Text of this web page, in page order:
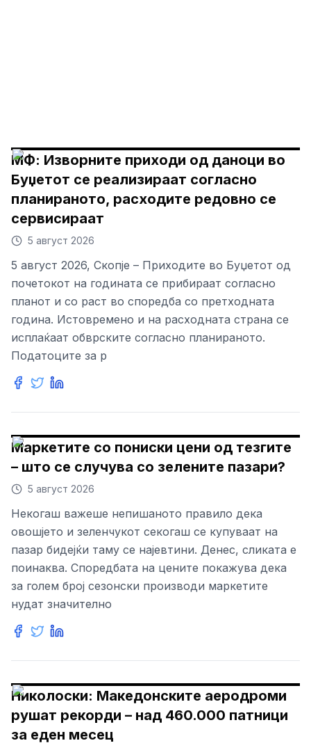
МФ: Изворните приходи од даноци во
Буџетот се реализираат согласно
планираното, расходите редовно се
сервисираат
5 август 2026
5 август 2026, Скопје – Приходите во Буџетот од
почетокот на годината се прибираат согласно
планот и со раст во споредба со претходната
година. Истовремено и на расходната страна се
исплаќаат обврските согласно планираното.
Податоците за р
Маркетите со пониски цени од тезгите
– што се случува со зелените пазари?
5 август 2026
Некогаш важеше непишаното правило дека
овошјето и зеленчукот секогаш се купуваат на
пазар бидејќи таму се најевтини. Денес, сликата е
поинаква. Споредбата на цените покажува дека
за голем број сезонски производи маркетите
нудат значително
Николоски: Македонските аеродроми
рушат рекорди – над 460.000 патници
за еден месец